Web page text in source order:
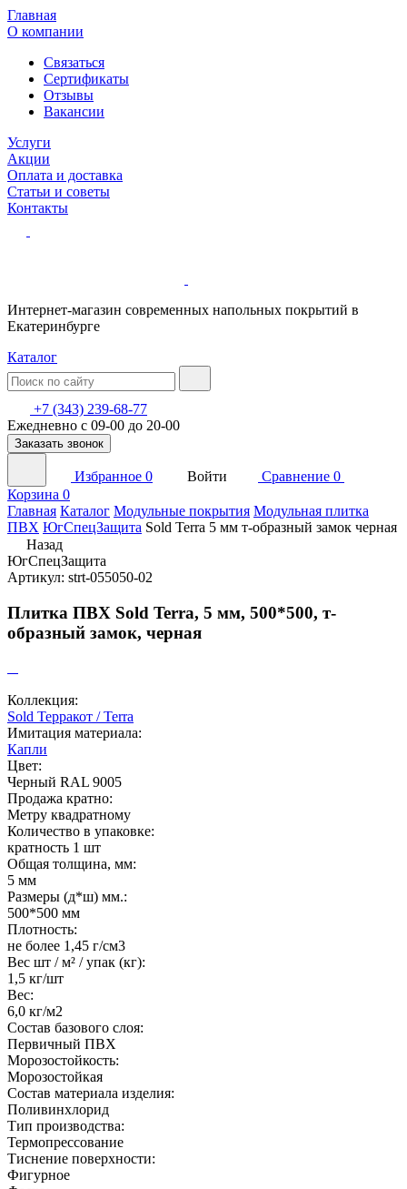
Главная
О компании
Связаться
Сертификаты
Отзывы
Вакансии
Услуги
Акции
Оплата и доставка
Статьи и советы
Контакты
Интернет-магазин современных напольных покрытий в
Екатеринбурге
Каталог
+7 (343) 239-68-77
Ежедневно с 09-00 до 20-00
Заказать звонок
Избранное 0 Войти Сравнение 0
Корзина 0
Главная Каталог Модульные покрытия Модульная плитка
ПВХ ЮгСпецЗащита Sold Terra 5 мм т-образный замок черная
Назад
ЮгСпецЗащита
Артикул: strt-055050-02
Плитка ПВХ Sold Terra, 5 мм, 500*500, т-
образный замок, черная
Коллекция:
Sold Терракот / Terra
Имитация материала:
Капли
Цвет:
Черный RAL 9005
Продажа кратно:
Метру квадратному
Количество в упаковке:
кратность 1 шт
Общая толщина, мм:
5 мм
Размеры (д*ш) мм.:
500*500 мм
Плотность:
не более 1,45 г/см3
Вес шт / м² / упак (кг):
1,5 кг/шт
Вес:
6,0 кг/м2
Состав базового слоя:
Первичный ПВХ
Морозостойкость:
Морозостойкая
Состав материала изделия:
Поливинхлорид
Тип производства:
Термопрессование
Тиснение поверхности:
Фигурное